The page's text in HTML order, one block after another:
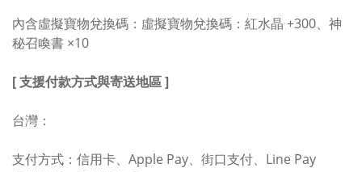
內含虛擬寶物兌換碼：虛擬寶物兌換碼：紅水晶 +300、神
秘召喚書 ×10
[ 支援付款方式與寄送地區 ]
台灣：
支付方式：信用卡、Apple Pay、街口支付、Line Pay